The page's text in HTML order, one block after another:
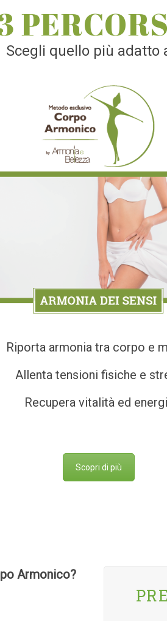
Scegli quello più adatto
Riporta armonia tra corpo e
Allenta tensioni fisiche e
Recupera vitalità ed
Scopri di più
Armonico?